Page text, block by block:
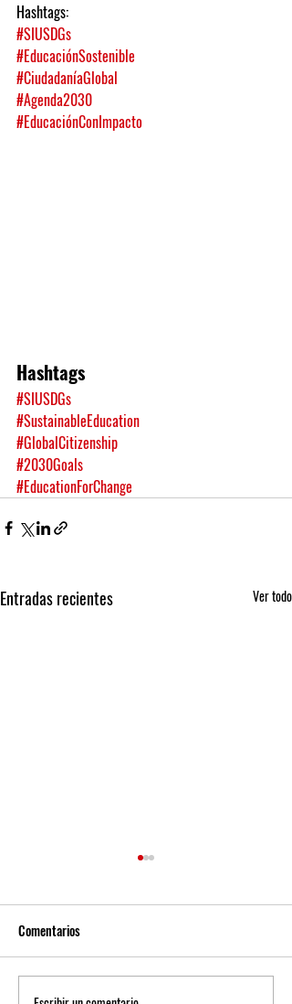
Hashtags:
#SIUSDGs
#EducaciónSostenible
#CiudadaníaGlobal
#Agenda2030
#EducaciónConImpacto
Hashtags
#SIUSDGs
#SustainableEducation
#GlobalCitizenship
#2030Goals
#EducationForChange
Entradas recientes Ver todo
Comentarios